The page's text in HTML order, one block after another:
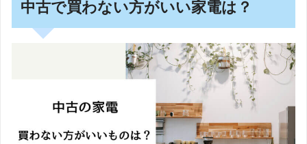
中古で買わない方がいい家電は？